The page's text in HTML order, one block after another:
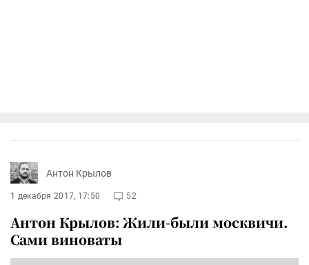
Антон Крылов
1 декабря 2017, 17:50 52
Антон Крылов: Жили-были москвичи.
Сами виноваты